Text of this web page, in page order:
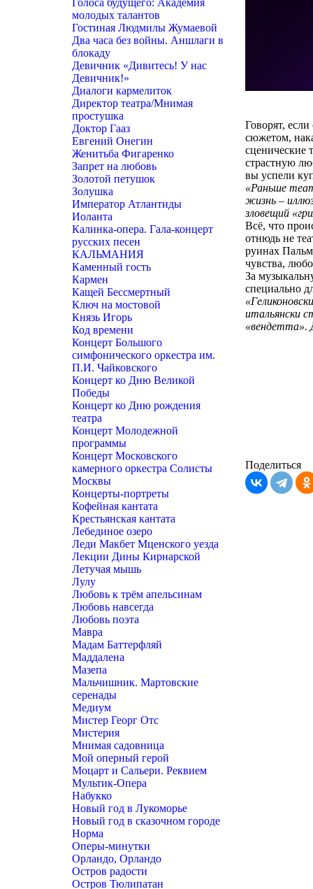
Голоса будущего: Академия
молодых талантов
Гостиная Людмилы Жумаевой
Два часа без войны. Аншлаги в
блокаду
Девичник «Дивитесь! У нас
Девичник!»
Диалоги кармелиток
Директор театра/Мнимая
простушка
Доктор Гааз
Евгений Онегин
Женитьба Фигаренко
Запрет на любовь
Золотой петушок
Золушка
Император Атлантиды
Иоланта
Калинка-опера. Гала-концерт
русских песен
КАЛЬМАНИЯ
Каменный гость
Кармен
Кащей Бессмертный
Ключ на мостовой
Князь Игорь
Код времени
Концерт Большого
симфонического оркестра им.
П.И. Чайковского
Концерт ко Дню Великой
Победы
Концерт ко Дню рождения
театра
Концерт Молодежной
программы
Концерт Московского
камерного оркестра Солисты
Москвы
Концерты-портреты
Кофейная кантата
Крестьянская кантата
Лебединое озеро
Леди Макбет Мценского уезда
Лекции Дины Кирнарской
Летучая мышь
Лулу
Любовь к трём апельсинам
Любовь навсегда
Любовь поэта
Мавра
Мадам Баттерфляй
Маддалена
Мазепа
Мальчишник. Мартовские
серенады
Медиум
Мистер Георг Отс
Мистерия
Мнимая садовница
Мой оперный герой
Моцарт и Сальери. Реквием
Мультик-Опера
Набукко
Новый год в Лукоморье
Новый год в сказочном городе
Норма
Оперы-минутки
Орландо, Орландо
Остров радости
Остров Тюлипатан
Говорят,
сюжетом,
сценические
страстную
вы успели
«Раньше
жизнь –
зловещий
Всё, что
отнюдь не
руинах
чувства,
За
специально
итальянски
«вендетта».
Поделиться